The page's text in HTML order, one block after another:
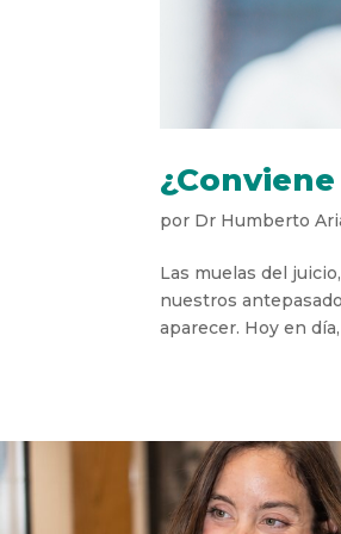
por Dr Humberto
Las muelas del
nuestros
aparecer. Hoy en